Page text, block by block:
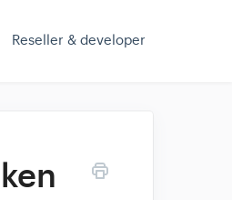
Reseller & developer